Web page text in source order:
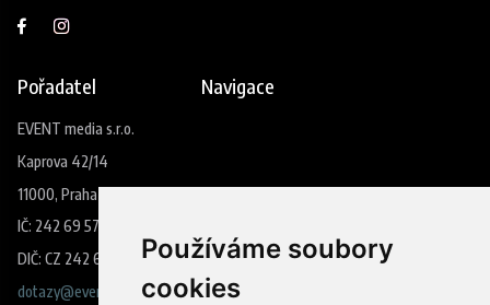
Používáme soubory
cookies
Pořadatel
EVENT media s.r.o.
Kaprova 42/14
11000, Praha 1
IČ: 242 69 573
DIČ: CZ 242 69 573
dotazy@eventmedia.cz
Navigace